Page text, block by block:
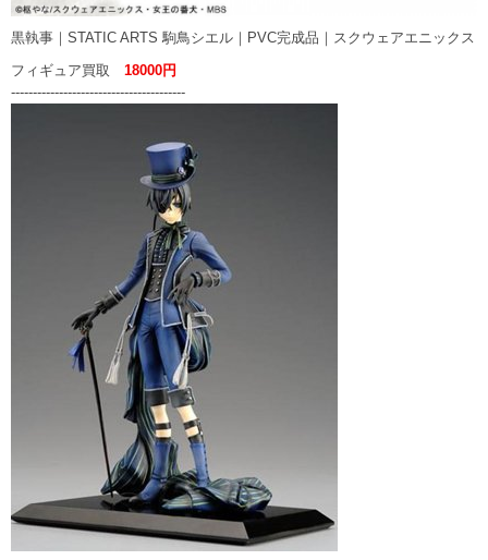
黒執事｜STATIC ARTS 駒鳥シエル｜PVC完成品｜スクウェアエニックス
フィギュア買取 18000円
----------------------------------------